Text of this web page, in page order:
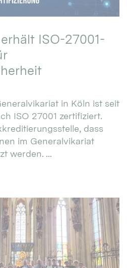
ISO-27001-
in Köln ist seit
ISO 27001 zertifiziert.
dass
im Generalvikariat
werden. ...